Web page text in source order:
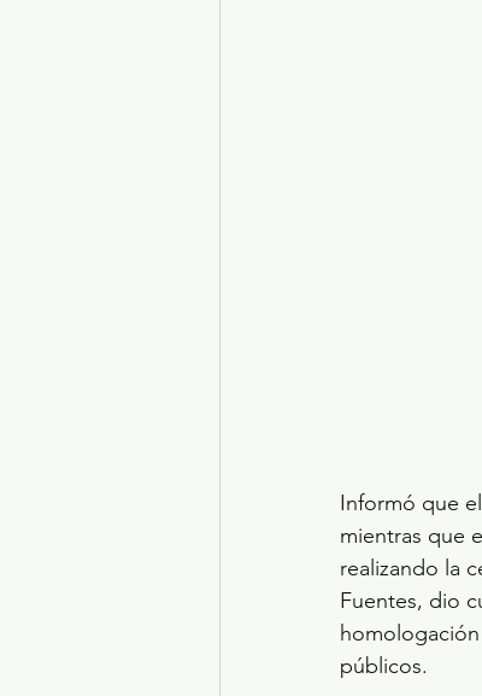
Informó que
mientras que
realizando la
Fuentes, dio
públicos.